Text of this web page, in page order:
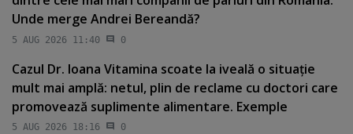
Unde merge Andrei Bereandă?
5 AUG 2026 11:40 0
Cazul Dr. Ioana Vitamina scoate la iveală o situaţie
mult mai amplă: netul, plin de reclame cu doctori care
promovează suplimente alimentare. Exemple
5 AUG 2026 18:16 0